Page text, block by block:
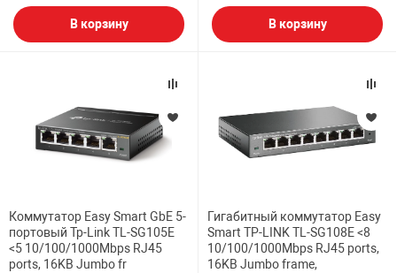
В корзину В корзину
Коммутатор Easy Smart GbE 5-
портовый Tp-Link TL-SG105E
<5 10/100/1000Mbps RJ45
ports, 16KB Jumbo fr
Гигабитный коммутатор Easy
Smart TP-LINK TL-SG108E <8
10/100/1000Mbps RJ45 ports,
16KB Jumbo frame,